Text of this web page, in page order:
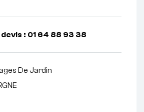
: 01 64 88 93 38
De Jardin